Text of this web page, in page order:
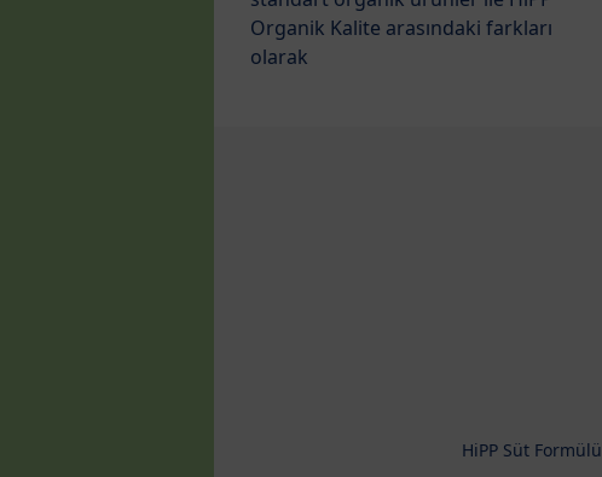
Organik Kalite arasındaki farkları
olarak
HiPP Süt Formülü